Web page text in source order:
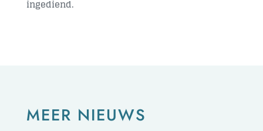
ingediend.
MEER NIEUWS